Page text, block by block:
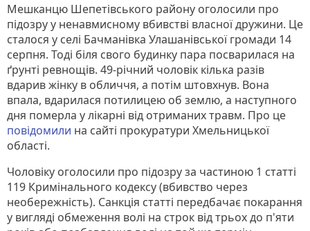
Мешканцю Шепетівського району оголосили про
підозру у ненавмисному вбивстві власної дружини. Це
сталося у селі Бачманівка Улашанівської громади 14
серпня. Тоді біля свого будинку пара посварилася на
ґрунті ревнощів. 49-річний чоловік кілька разів
вдарив жінку в обличчя, а потім штовхнув. Вона
впала, вдарилася потилицею об землю, а наступного
дня померла у лікарні від отриманих травм. Про це
повідомили на сайті прокуратури Хмельницької
області.
Чоловіку оголосили про підозру за частиною 1 статті
119 Кримінального кодексу (вбивство через
необережність). Санкція статті передбачає покарання
у вигляді обмеження волі на строк від трьох до п'яти